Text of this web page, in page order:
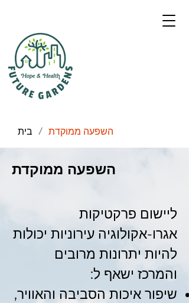
בית / השפעה ממוקדת
השפעה ממוקדת
ליישום פרקטיקות
אגרו-אקולוגיה עירוניות יכולות
להיות יתרונות מרובים
והמרכז ישאף ל:
שיפור איכות הסביבה והאוויר,